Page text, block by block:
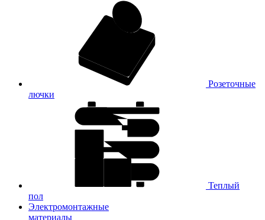
Розеточные
лючки
Теплый
пол
Электромонтажные
материалы